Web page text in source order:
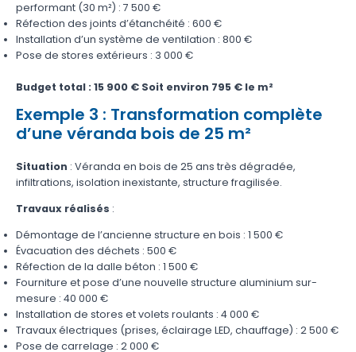
performant (30 m²) : 7 500 €
Réfection des joints d’étanchéité : 600 €
Installation d’un système de ventilation : 800 €
Pose de stores extérieurs : 3 000 €
Budget total : 15 900 € Soit environ 795 € le m²
Exemple 3 : Transformation complète
d’une véranda bois de 25 m²
Situation : Véranda en bois de 25 ans très dégradée,
infiltrations, isolation inexistante, structure fragilisée.
Travaux réalisés :
Démontage de l’ancienne structure en bois : 1 500 €
Évacuation des déchets : 500 €
Réfection de la dalle béton : 1 500 €
Fourniture et pose d’une nouvelle structure aluminium sur-
mesure : 40 000 €
Installation de stores et volets roulants : 4 000 €
Travaux électriques (prises, éclairage LED, chauffage) : 2 500 €
Pose de carrelage : 2 000 €